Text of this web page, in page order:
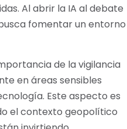
Al abrir la IA al debate
fomentar un entorno
de la vigilancia
en áreas sensibles
Este aspecto es
el contexto geopolítico